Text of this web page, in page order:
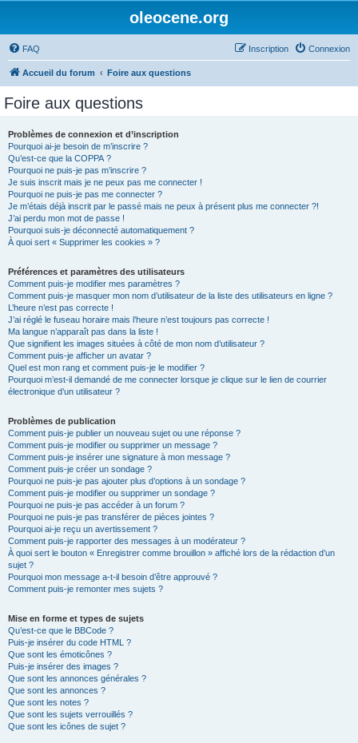
oleocene.org
FAQ Connexion
Inscription
Accueil du forum Foire aux questions
Foire aux questions
Problèmes de connexion et d’inscription
Pourquoi ai-je besoin de m’inscrire ?
Qu’est-ce que la COPPA ?
Pourquoi ne puis-je pas m’inscrire ?
Je suis inscrit mais je ne peux pas me connecter !
Pourquoi ne puis-je pas me connecter ?
Je m’étais déjà inscrit par le passé mais ne peux à présent plus me connecter ?!
J’ai perdu mon mot de passe !
Pourquoi suis-je déconnecté automatiquement ?
À quoi sert « Supprimer les cookies » ?
Préférences et paramètres des utilisateurs
Comment puis-je modifier mes paramètres ?
Comment puis-je masquer mon nom d’utilisateur de la liste des utilisateurs en ligne ?
L’heure n’est pas correcte !
J’ai réglé le fuseau horaire mais l’heure n’est toujours pas correcte !
Ma langue n’apparaît pas dans la liste !
Que signifient les images situées à côté de mon nom d’utilisateur ?
Comment puis-je afficher un avatar ?
Quel est mon rang et comment puis-je le modifier ?
Pourquoi m’est-il demandé de me connecter lorsque je clique sur le lien de courrier
électronique d’un utilisateur ?
Problèmes de publication
Comment puis-je publier un nouveau sujet ou une réponse ?
Comment puis-je modifier ou supprimer un message ?
Comment puis-je insérer une signature à mon message ?
Comment puis-je créer un sondage ?
Pourquoi ne puis-je pas ajouter plus d’options à un sondage ?
Comment puis-je modifier ou supprimer un sondage ?
Pourquoi ne puis-je pas accéder à un forum ?
Pourquoi ne puis-je pas transférer de pièces jointes ?
Pourquoi ai-je reçu un avertissement ?
Comment puis-je rapporter des messages à un modérateur ?
À quoi sert le bouton « Enregistrer comme brouillon » affiché lors de la rédaction d’un
sujet ?
Pourquoi mon message a-t-il besoin d’être approuvé ?
Comment puis-je remonter mes sujets ?
Mise en forme et types de sujets
Qu’est-ce que le BBCode ?
Puis-je insérer du code HTML ?
Que sont les émoticônes ?
Puis-je insérer des images ?
Que sont les annonces générales ?
Que sont les annonces ?
Que sont les notes ?
Que sont les sujets verrouillés ?
Que sont les icônes de sujet ?